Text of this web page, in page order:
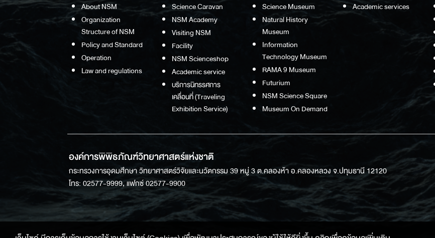
About NSM
Organization
Structure of NSM
Policy and Standard
Operation
Law and regulations
Science Caravan
NSM Academy
Visiting NSM
Facility
NSM Scienceshop
Academic service
บริการนิทรรศการ
เคลื่อนที่ (Traveling
Exhibition Service)
Science Museum
Natural History
Museum
Information
Technology Museum
RAMA 9 Museum
Futurium
NSM Science Square
Museum On Demand
Academic services
องค์การพิพิธภัณฑ์วิทยาศาสตร์แห่งชาติ
กระทรวงการอุดมศึกษา วิทยาศาสตร์วิจัยและนวัตกรรม 39 หมู่ 3 ต.คลองห้า อ.คลองหลวง จ.ปทุมธานี 12120
โทร: 02577-9999, แฟกซ์ 02577-9900